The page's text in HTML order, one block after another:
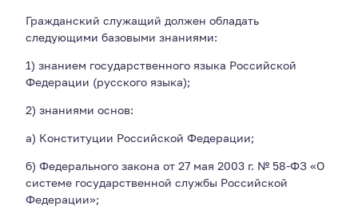
Гражданский служащий должен обладать
следующими базовыми знаниями:
1) знанием государственного языка Российской
Федерации (русского языка);
2) знаниями основ:
а) Конституции Российской Федерации;
б) Федерального закона от 27 мая 2003 г. № 58-ФЗ «О
системе государственной службы Российской
Федерации»;